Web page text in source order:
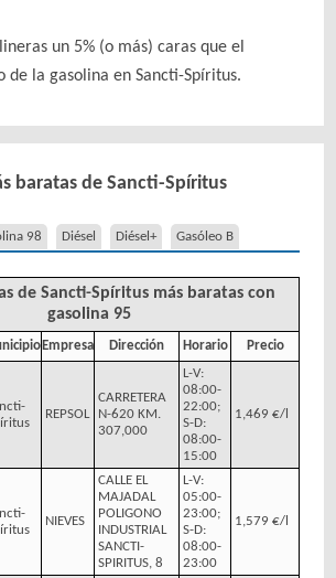
un 5% (o más) caras que el
de la gasolina en Sancti-Spíritus.
baratas de Sancti-Spíritus
98 Diésel Diésel+ Gasóleo B
de Sancti-Spíritus más baratas con
gasolina 95
Empresa Dirección Horario Precio
REPSOL
CARRETERA
N-620 KM.
307,000
L-V:
08:00-
22:00;
S-D:
08:00-
15:00
1,469 €/l
NIEVES
CALLE EL
MAJADAL
POLIGONO
INDUSTRIAL
SANCTI-
SPIRITUS, 8
L-V:
05:00-
23:00;
S-D:
08:00-
23:00
1,579 €/l